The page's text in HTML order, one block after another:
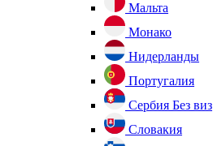
Мальта
Монако
Нидерланды
Португалия
Сербия Без виз
Словакия